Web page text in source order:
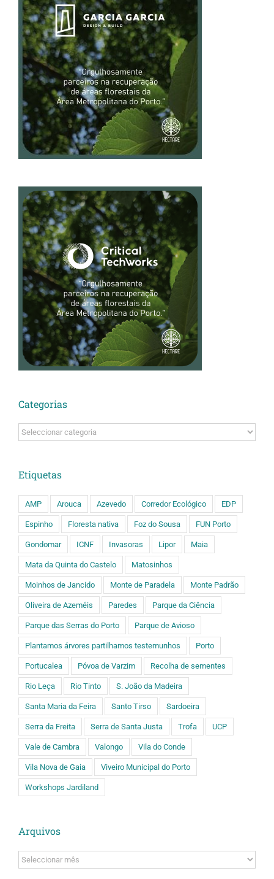
Categorias
Categorias
Etiquetas
AMP Arouca Azevedo Corredor Ecológico EDP
Espinho Floresta nativa Foz do Sousa FUN Porto
Gondomar ICNF Invasoras Lipor Maia
Mata da Quinta do Castelo Matosinhos
Moinhos de Jancido Monte de Paradela Monte Padrão
Oliveira de Azeméis Paredes Parque da Ciência
Parque das Serras do Porto Parque de Avioso
Plantamos árvores partilhamos testemunhos Porto
Portucalea Póvoa de Varzim Recolha de sementes
Rio Leça Rio Tinto S. João da Madeira
Santa Maria da Feira Santo Tirso Sardoeira
Serra da Freita Serra de Santa Justa Trofa UCP
Vale de Cambra Valongo Vila do Conde
Vila Nova de Gaia Viveiro Municipal do Porto
Workshops Jardiland
Arquivos
Arquivos